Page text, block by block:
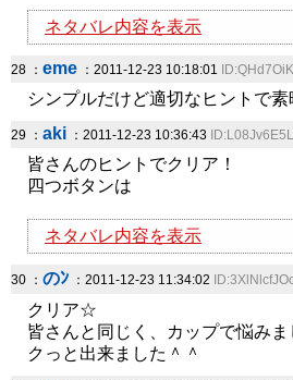
ネタバレ内容を表示
28 ： eme ：2011-12-23 10:18:01
シンプルだけど適切なヒントで素
29 ： aki ：2011-12-23 10:36:43
皆さんのヒントでクリア！
四つボタンは
ネタバレ内容を表示
30 ： のﾝ ：2011-12-23 11:34:02
クリア☆
皆さんと同じく、カップで悩み
クっと出来ました＾＾